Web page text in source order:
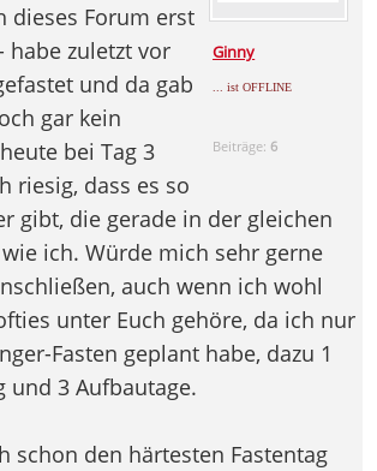
Ginny
... ist OFFLINE
Beiträge: 6
dieses Forum erst
habe zuletzt vor
und da gab
gar kein
bei Tag 3
riesig, dass es so
gibt, die gerade in der gleichen
ich. Würde mich sehr gerne
auch wenn ich wohl
unter Euch gehöre, da ich nur
Fasten geplant habe, dazu 1
und 3 Aufbautage.
schon den härtesten Fastentag